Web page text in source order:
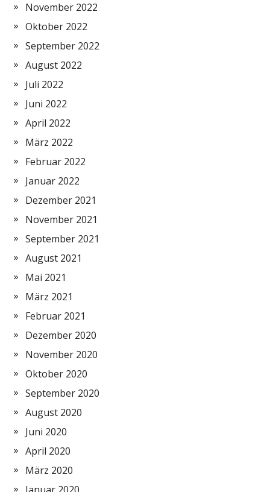
November 2022
Oktober 2022
September 2022
August 2022
Juli 2022
Juni 2022
April 2022
März 2022
Februar 2022
Januar 2022
Dezember 2021
November 2021
September 2021
August 2021
Mai 2021
März 2021
Februar 2021
Dezember 2020
November 2020
Oktober 2020
September 2020
August 2020
Juni 2020
April 2020
März 2020